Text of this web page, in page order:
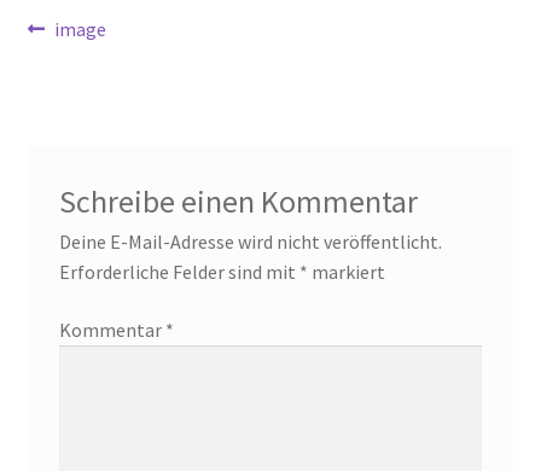
Beitragsnavigation
Vorheriger
image
Schreibe einen Kommentar
Deine E-Mail-Adresse wird nicht veröffentlicht.
Erforderliche Felder sind mit * markiert
Kommentar *